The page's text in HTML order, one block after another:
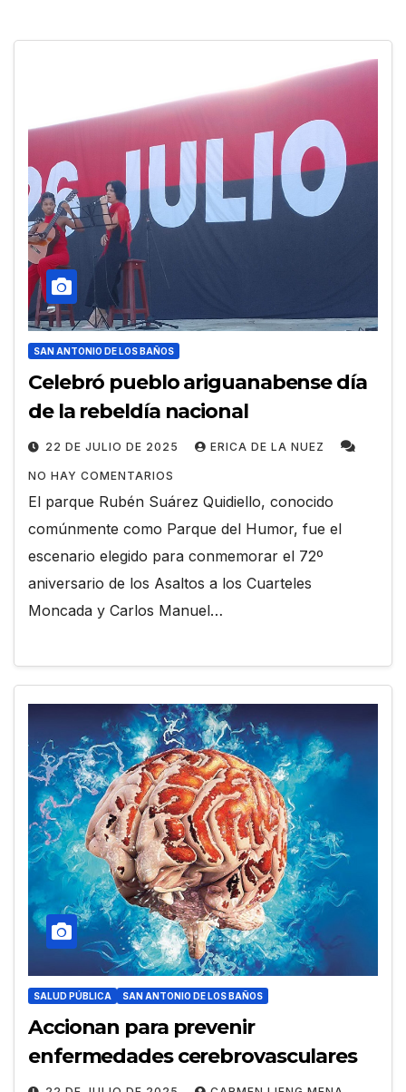
SAN ANTONIO DE LOS BAÑOS
Celebró pueblo ariguanabense día
de la rebeldía nacional
22 DE JULIO DE 2025 ERICA DE LA NUEZ
NO HAY COMENTARIOS
El parque Rubén Suárez Quidiello, conocido
comúnmente como Parque del Humor, fue el
escenario elegido para conmemorar el 72º
aniversario de los Asaltos a los Cuarteles
Moncada y Carlos Manuel…
SALUD PÚBLICA SAN ANTONIO DE LOS BAÑOS
Accionan para prevenir
enfermedades cerebrovasculares